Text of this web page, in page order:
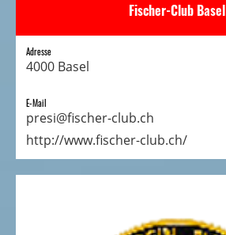
Fischer-Club Basel
Adresse
4000 Basel
E-Mail
presi@fischer-club.ch
http://www.fischer-club.ch/